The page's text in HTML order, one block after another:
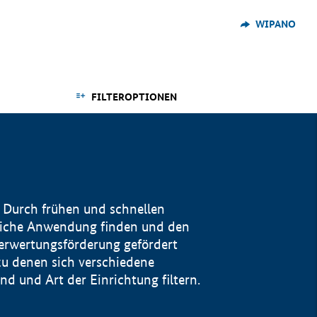
WIPANO
FILTEROPTIONEN
frühen und schnellen
Anwendung finden und den
gefördert
denen sich verschiedene
und Art der Einrichtung filtern.